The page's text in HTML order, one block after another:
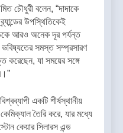
চৌধুরী বলেন, “দাদাকে
উপস্থিতিকেই
আরও অনেক দূর পর্যন্ত
সমস্ত সম্প্রসারণ
করেছেন, যা সময়ের সঙ্গে
একটি শীর্ষস্থানীয়
তৈরি করে, যার মধ্যে
কেয়ার সিলারস এন্ড